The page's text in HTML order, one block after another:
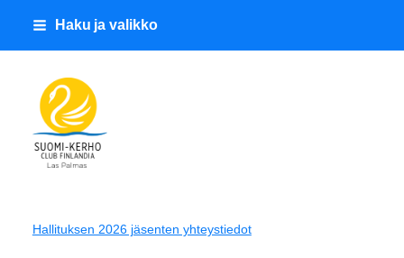
sivun
Haku ja valikko
Suomi-Kerho Club Finlandia
Hallituksen 2026 jäsenten yhteystiedot